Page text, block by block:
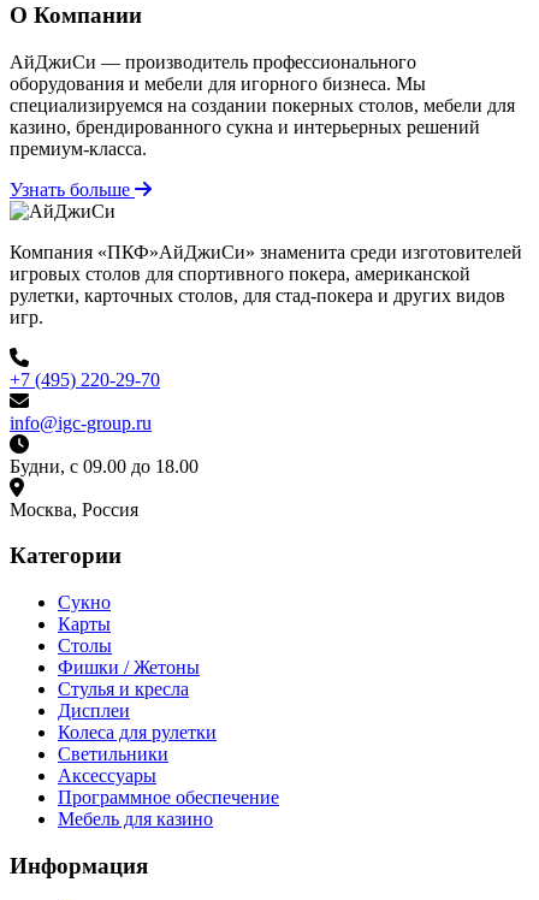
О Компании
АйДжиСи — производитель профессионального
оборудования и мебели для игорного бизнеса. Мы
специализируемся на создании покерных столов, мебели для
казино, брендированного сукна и интерьерных решений
премиум-класса.
Узнать больше
Компания «ПКФ»АйДжиСи» знаменита среди изготовителей
игровых столов для спортивного покера, американской
рулетки, карточных столов, для стад-покера и других видов
игр.
+7 (495) 220-29-70
info@igc-group.ru
Будни, с 09.00 до 18.00
Москва, Россия
Категории
Сукно
Карты
Столы
Фишки / Жетоны
Стулья и кресла
Дисплеи
Колеса для рулетки
Светильники
Аксессуары
Программное обеспечение
Мебель для казино
Информация